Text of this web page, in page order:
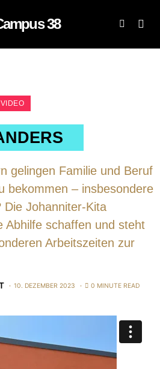
VIDEO
gelingen Familie und Beruf
bekommen – insbesondere
Die Johanniter-Kita
Abhilfe schaffen und steht
Arbeitszeiten zur
10. DEZEMBER 2023 0 MINUTE READ